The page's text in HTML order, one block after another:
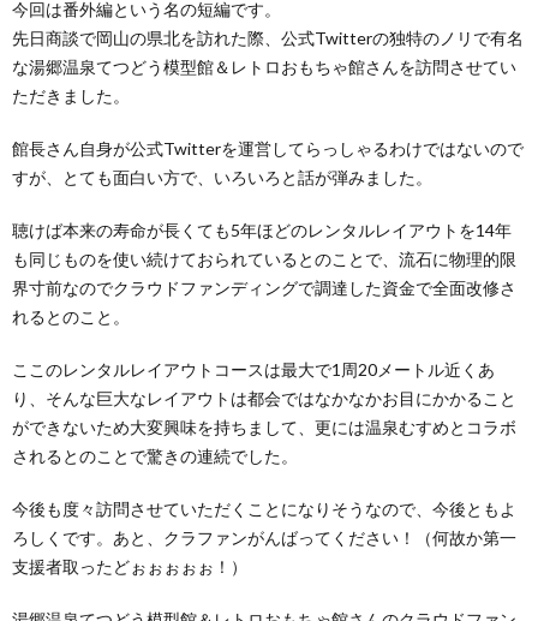
今回は番外編という名の短編です。
先日商談で岡山の県北を訪れた際、公式Twitterの独特のノリで有名
な湯郷温泉てつどう模型館＆レトロおもちゃ館さんを訪問させてい
ただきました。
館長さん自身が公式Twitterを運営してらっしゃるわけではないので
すが、とても面白い方で、いろいろと話が弾みました。
聴けば本来の寿命が長くても5年ほどのレンタルレイアウトを14年
も同じものを使い続けておられているとのことで、流石に物理的限
界寸前なのでクラウドファンディングで調達した資金で全面改修さ
れるとのこと。
ここのレンタルレイアウトコースは最大で1周20メートル近くあ
り、そんな巨大なレイアウトは都会ではなかなかお目にかかること
ができないため大変興味を持ちまして、更には温泉むすめとコラボ
されるとのことで驚きの連続でした。
今後も度々訪問させていただくことになりそうなので、今後ともよ
ろしくです。あと、クラファンがんばってください！（何故か第一
支援者取ったどぉぉぉぉぉ！）